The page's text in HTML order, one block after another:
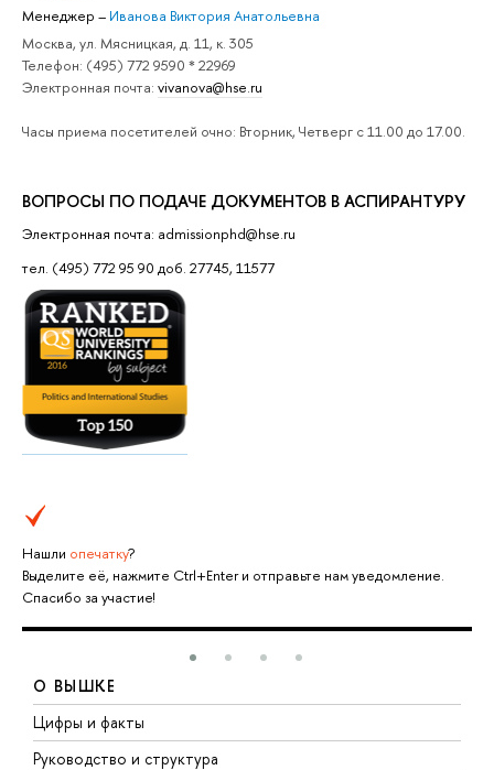
Менеджер – Иванова Виктория Анатольевна
Москва, ул. Мясницкая, д. 11, к. 305
Телефон: (495) 772 9590 * 22969
Электронная почта: vivanova@hse.ru
Часы приема посетителей очно: Вторник, Четверг с 11.00 до 17.00.
ВОПРОСЫ ПО ПОДАЧЕ ДОКУМЕНТОВ В АСПИРАНТУРУ
Электронная почта: admissionphd@hse.ru
тел. (495) 772 95 90 доб. 27745, 11577
Нашли опечатку?
Выделите её, нажмите Ctrl+Enter и отправьте нам уведомление.
Спасибо за участие!
О ВЫШКЕ
Цифры и факты
Руководство и структура